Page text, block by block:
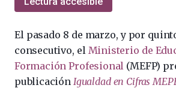
El pasado 8 de marzo, y por
consecutivo, el Ministerio de
Formación Profesional (MEFP)
publicaciónIgualdad en Cifras